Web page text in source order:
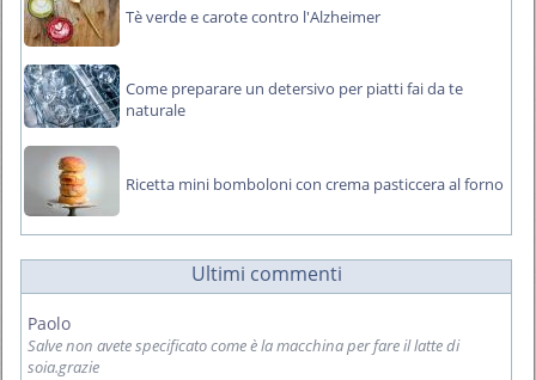
Tè verde e carote contro l'Alzheimer
Come preparare un detersivo per piatti fai da te
naturale
Ricetta mini bomboloni con crema pasticcera al forno
Ultimi commenti
Paolo
Salve non avete specificato come è la macchina per fare il latte di
soia.grazie